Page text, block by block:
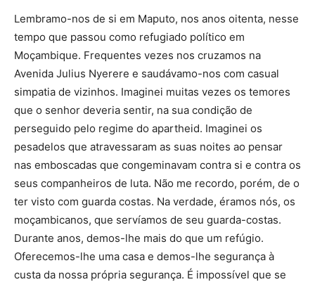
Lembramo-nos de si em Maputo, nos anos oitenta, nesse
tempo que passou como refugiado político em
Moçambique. Frequentes vezes nos cruzamos na
Avenida Julius Nyerere e saudávamo-nos com casual
simpatia de vizinhos. Imaginei muitas vezes os temores
que o senhor deveria sentir, na sua condição de
perseguido pelo regime do apartheid. Imaginei os
pesadelos que atravessaram as suas noites ao pensar
nas emboscadas que congeminavam contra si e contra os
seus companheiros de luta. Não me recordo, porém, de o
ter visto com guarda costas. Na verdade, éramos nós, os
moçambicanos, que servíamos de seu guarda-costas.
Durante anos, demos-lhe mais do que um refúgio.
Oferecemos-lhe uma casa e demos-lhe segurança à
custa da nossa própria segurança. É impossível que se